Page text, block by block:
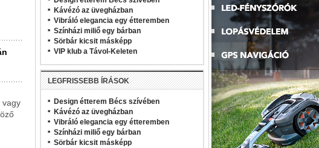
vagy
Kávézó az üvegházban
Vibráló elegancia egy étteremben
Színházi miliő egy bárban
Sörbár kicsit másképp
VIP klub a Távol-Keleten
LEGFRISSEBB ÍRÁSOK
Design étterem Bécs szívében
Kávézó az üvegházban
Vibráló elegancia egy étteremben
Színházi miliő egy bárban
Sörbár kicsit másképp